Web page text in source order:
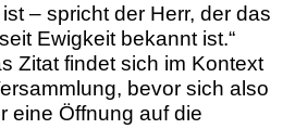
– spricht der Herr, der das
Ewigkeit bekannt ist.“
Zitat findet sich im Kontext
bevor sich also
eine Öffnung auf die